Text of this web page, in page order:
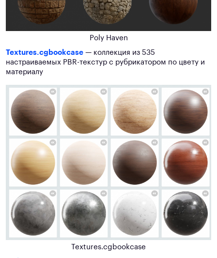
Poly Haven
Textures.cgbookcase — коллекция из 535
настраиваемых PBR-текстур с рубрикатором по цвету и
материалу
Textures.cgbookcase